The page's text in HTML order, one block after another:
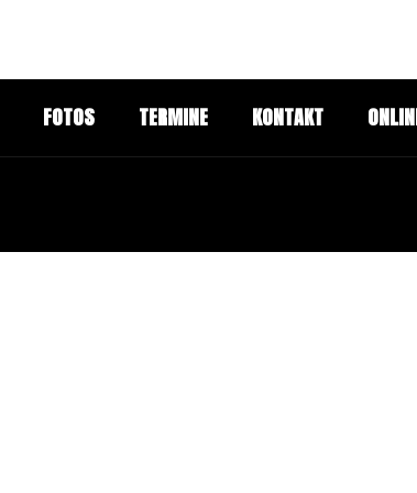
FOTOS TERMINE KONTAKT